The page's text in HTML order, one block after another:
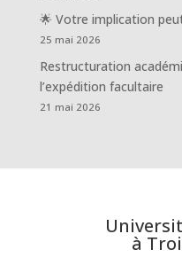
🌟 Votre implication
25 mai 2026
Restructuration
l’expédition facultaire
21 mai 2026
à